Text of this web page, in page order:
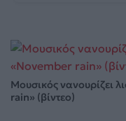
Μουσικός νανουρίζει
rain» (βίντεο)